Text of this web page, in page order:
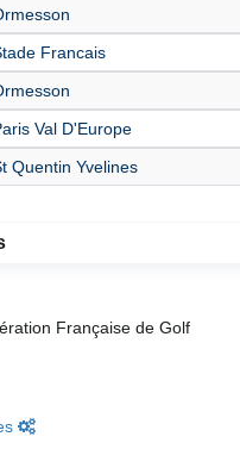
Francais
Val D'Europe
Quentin Yvelines
Française de Golf